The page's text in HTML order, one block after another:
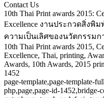
Contact Us
10th Thai Print awards 2015:
Excellence งานประกวดสิ่งพิ
ความเป็นเลิศของนวัตกรรม
10th Thai Print awards 2015,
Excellence, Thai, printing,
Awards, 10th Awards, 2015
1452
page-template,page-template-
php,page,page-id-